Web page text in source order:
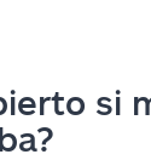
si